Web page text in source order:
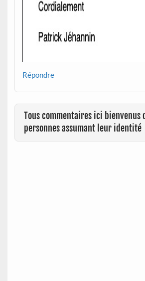
Répondre
Tous commentaires ici bienvenus
personnes assumant leur identité